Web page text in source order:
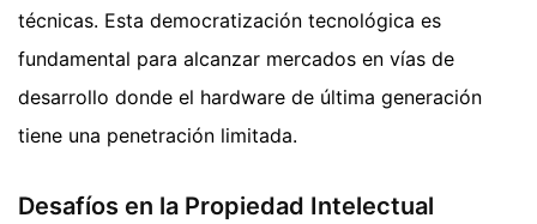
técnicas. Esta democratización tecnológica es
fundamental para alcanzar mercados en vías de
desarrollo donde el hardware de última generación
tiene una penetración limitada.
Desafíos en la Propiedad Intelectual